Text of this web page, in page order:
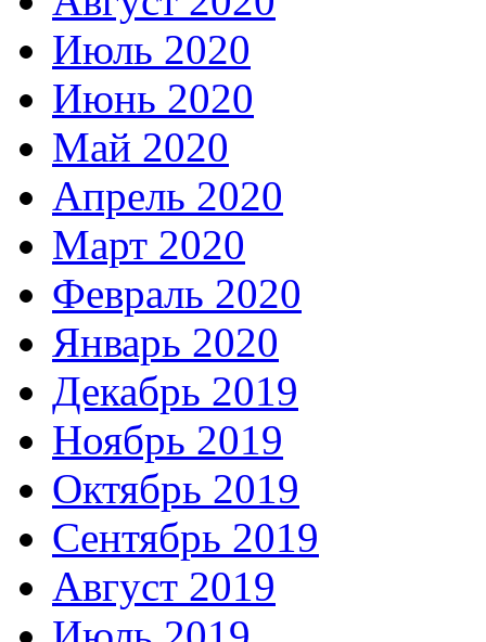
Июль 2020
Июнь 2020
Май 2020
Апрель 2020
Март 2020
Февраль 2020
Январь 2020
Декабрь 2019
Ноябрь 2019
Октябрь 2019
Сентябрь 2019
Август 2019